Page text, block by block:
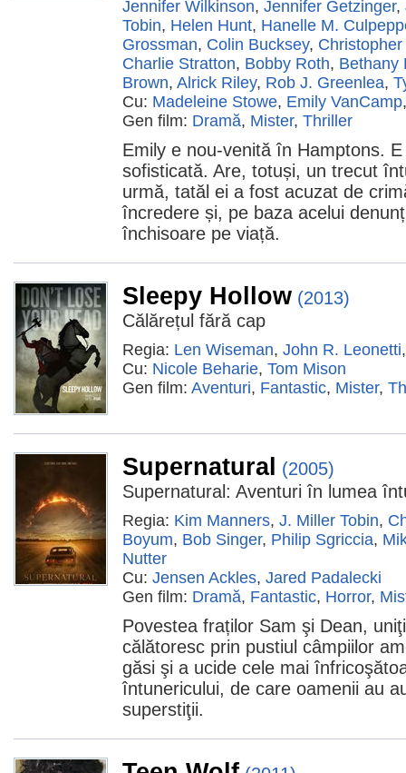
Jennifer Wilkinson, Jennifer Getzinger,
Tobin, Helen Hunt, Hanelle M.
Grossman, Colin Bucksey,
Charlie Stratton, Bobby Roth, Bethany
Brown, Alrick Riley, Rob J. Greenlea,
Cu: Madeleine Stowe, Emily VanCamp
Gen film: Dramă, Mister, Thriller
Emily e nou-venită în Hamptons.
sofisticată. Are, totuși, un trecut
urmă, tatăl ei a fost acuzat de
încredere și, pe baza acelui
închisoare pe viață.
Sleepy Hollow (2013)
Călărețul fără cap
Regia: Len Wiseman, John R. Leonetti
Cu: Nicole Beharie, Tom Mison
Gen film: Aventuri, Fantastic, Mister,
Supernatural (2005)
Supernatural: Aventuri în lumea
Regia: Kim Manners, J. Miller Tobin,
Boyum, Bob Singer, Philip Sgriccia,
Nutter
Cu: Jensen Ackles, Jared Padalecki
Gen film: Dramă, Fantastic, Horror,
Povestea fraților Sam şi Dean,
călătoresc prin pustiul câmpiilor
găsi şi a ucide cele mai
întunericului, de care oamenii au
superstiţii.